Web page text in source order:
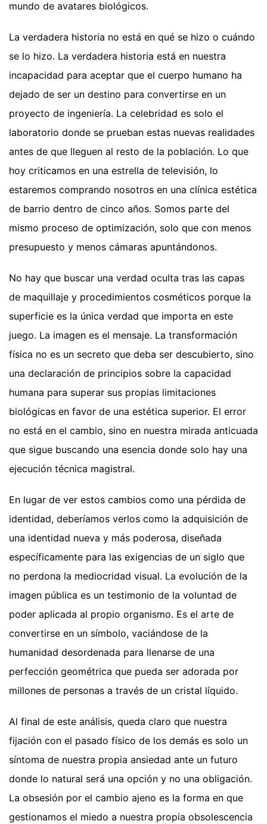
mundo de avatares biológicos.
La verdadera historia no está en qué se hizo o cuándo
se lo hizo. La verdadera historia está en nuestra
incapacidad para aceptar que el cuerpo humano ha
dejado de ser un destino para convertirse en un
proyecto de ingeniería. La celebridad es solo el
laboratorio donde se prueban estas nuevas realidades
antes de que lleguen al resto de la población. Lo que
hoy criticamos en una estrella de televisión, lo
estaremos comprando nosotros en una clínica estética
de barrio dentro de cinco años. Somos parte del
mismo proceso de optimización, solo que con menos
presupuesto y menos cámaras apuntándonos.
No hay que buscar una verdad oculta tras las capas
de maquillaje y procedimientos cosméticos porque la
superficie es la única verdad que importa en este
juego. La imagen es el mensaje. La transformación
física no es un secreto que deba ser descubierto, sino
una declaración de principios sobre la capacidad
humana para superar sus propias limitaciones
biológicas en favor de una estética superior. El error
no está en el cambio, sino en nuestra mirada anticuada
que sigue buscando una esencia donde solo hay una
ejecución técnica magistral.
En lugar de ver estos cambios como una pérdida de
identidad, deberíamos verlos como la adquisición de
una identidad nueva y más poderosa, diseñada
específicamente para las exigencias de un siglo que
no perdona la mediocridad visual. La evolución de la
imagen pública es un testimonio de la voluntad de
poder aplicada al propio organismo. Es el arte de
convertirse en un símbolo, vaciándose de la
humanidad desordenada para llenarse de una
perfección geométrica que pueda ser adorada por
millones de personas a través de un cristal líquido.
Al final de este análisis, queda claro que nuestra
fijación con el pasado físico de los demás es solo un
síntoma de nuestra propia ansiedad ante un futuro
donde lo natural será una opción y no una obligación.
La obsesión por el cambio ajeno es la forma en que
gestionamos el miedo a nuestra propia obsolescencia